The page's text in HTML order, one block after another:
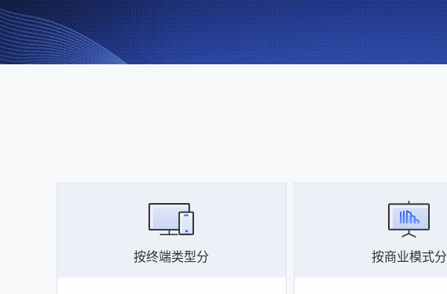
按终端类型分 按商业模式分